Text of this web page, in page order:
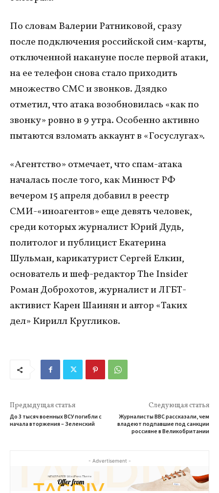
По словам Валерии Ратниковой, сразу
после подключения российской сим-карты,
отключенной накануне после первой атаки,
на ее телефон снова стало приходить
множество СМС и звонков. Дзядко
отметил, что атака возобновилась «как по
звонку» ровно в 9 утра. Особенно активно
пытаются взломать аккаунт в «Госуслугах».
«Агентство» отмечает, что спам-атака
началась после того, как Минюст РФ
вечером 15 апреля добавил в реестр
СМИ-«иноагентов» еще девять человек,
среди которых журналист Юрий Дудь,
политолог и публицист Екатерина
Шульман, карикатурист Сергей Елкин,
основатель и шеф-редактор The Insider
Роман Доброхотов, журналист и ЛГБТ-
активист Карен Шаинян и автор «Таких
дел» Кирилл Кругликов.
Предыдущая статья
До 3 тысяч военных ВСУ погибли с
начала вторжения – Зеленский
Следующая статья
Журналисты BBC рассказали, чем
владеют подпавшие под санкции
россияне в Великобритании
- Advertisement -